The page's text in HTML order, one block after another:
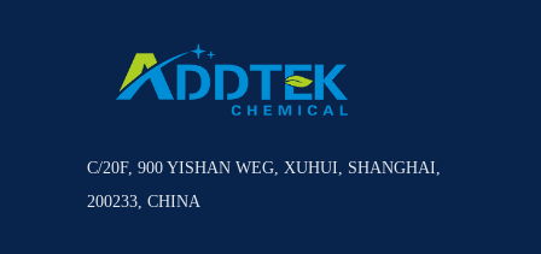
C/20F, 900 YISHAN WEG, XUHUI, SHANGHAI,
200233, CHINA